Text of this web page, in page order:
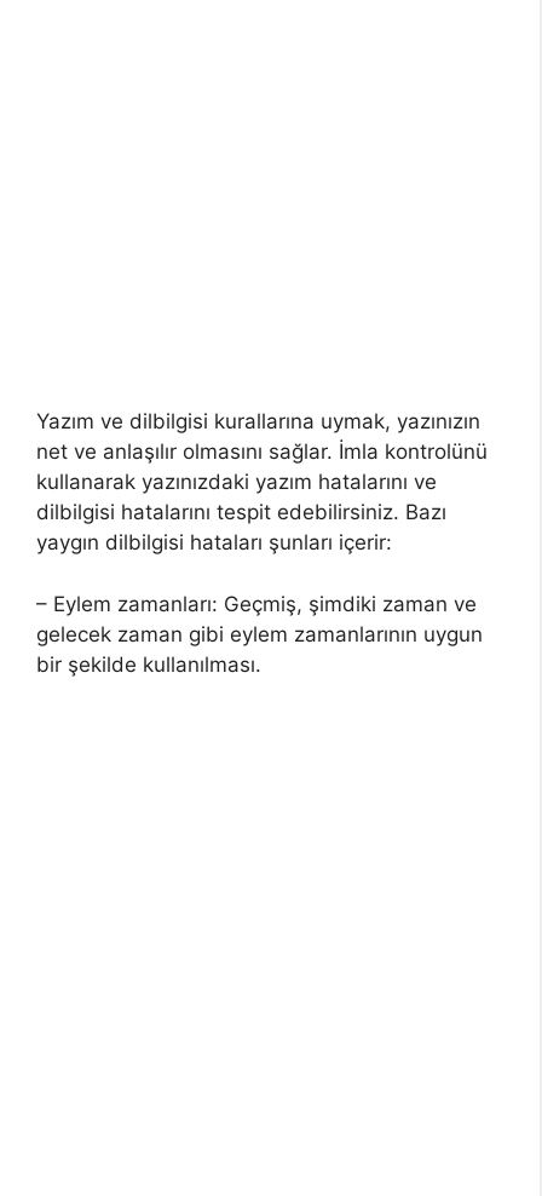
Yazım ve dilbilgisi kurallarına uymak, yazınızın
net ve anlaşılır olmasını sağlar. İmla kontrolünü
kullanarak yazınızdaki yazım hatalarını ve
dilbilgisi hatalarını tespit edebilirsiniz. Bazı
yaygın dilbilgisi hataları şunları içerir:
– Eylem zamanları: Geçmiş, şimdiki zaman ve
gelecek zaman gibi eylem zamanlarının uygun
bir şekilde kullanılması.